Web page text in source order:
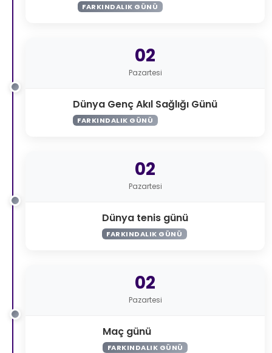
FARKINDALIK GÜNÜ
02
Pazartesi
Dünya Genç Akıl Sağlığı Günü
FARKINDALIK GÜNÜ
02
Pazartesi
Dünya tenis günü
FARKINDALIK GÜNÜ
02
Pazartesi
Maç günü
FARKINDALIK GÜNÜ